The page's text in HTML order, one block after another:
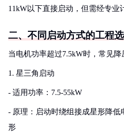
11kW以下直接启动，但需经专业
二、不同启动方式的工程
当电机功率超过7.5kW时，常见降
1. 星三角启动
- 适用功率：7.5-55kW
- 原理：启动时绕组接成星形降低
形